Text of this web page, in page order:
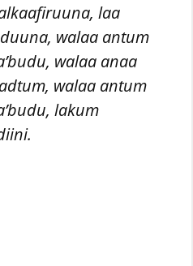
laa
walaa antum
walaa anaa
walaa antum
lakum